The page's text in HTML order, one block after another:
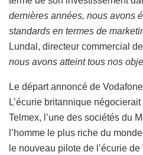
dernières années, nous avons
standards en termes de
Lundal, directeur commercial
nous avons atteint tous nos
Le départ annoncé de
L’écurie britannique
Telmex, l’une des sociétés du
l’homme le plus riche du
le nouveau pilote de l’écurie